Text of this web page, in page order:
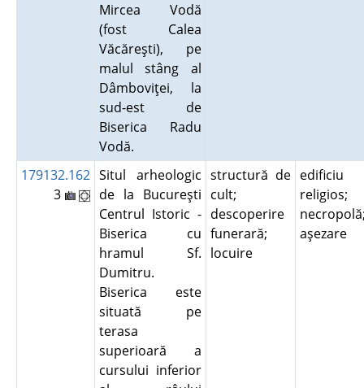
Mircea Vodă
(fost Calea
Văcăreşti), pe
malul stâng al
Dâmboviţei, la
sud-est de
Biserica Radu
Vodă.
179132.162
3
Situl arheologic
de la Bucureşti
Centrul Istoric -
Biserica cu
hramul Sf.
Dumitru.
Biserica este
situată pe
terasa
superioară a
cursului inferior
structură de
cult;
descoperire
funerară;
locuire
edificiu
religios;
aşezare